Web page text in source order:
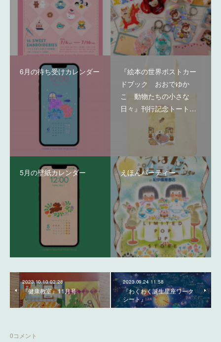
6月の待ち受けカレンダー
『絵本の世界ポストカー
ドブック おおでゆか
こ 動物たちの小さな
日々』刊行記念トート…
5月の壁紙カレンダー えほんパーティー
2023.10.10 02:28
『健康教室』11月号
2023.09.24 11:58
『わくわく誕生星座ワーク
シート』
0コメント